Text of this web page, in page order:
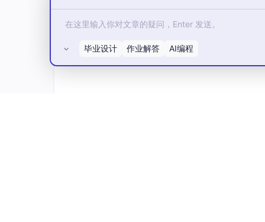
Windsurf（轻量AI代码生成器，专注快
适合谁：需要快速生成代码片段、调试单
核心优点：一是界面简洁直观，专注代码生成
毕业设计 作业解答 AI编程